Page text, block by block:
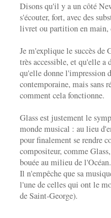
Disons qu'il y a un côté
s'écouter, fort, avec des
livret ou partition en main,
Je m'explique le succès de
très accessible, et qu'elle a
qu'elle donne l'impression
contemporaine, mais sans
comment cela fonctionne.
Glass est justement le
monde musical : au lieu
pour finalement se rendre
compositeur, comme
bouée au milieu de l'Océan.
Il n'empêche que sa
l'une de celles qui ont le
de Saint-George).